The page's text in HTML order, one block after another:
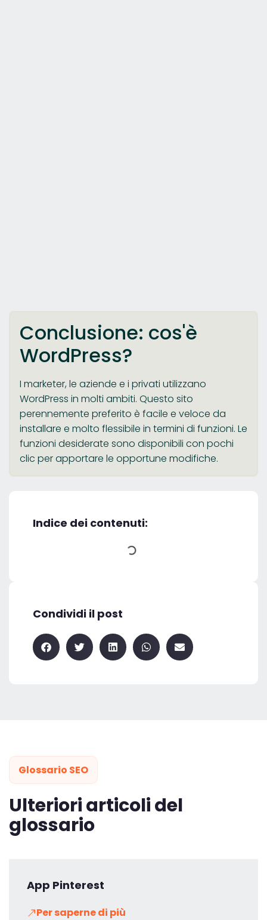
Conclusione: cos'è
WordPress?
I marketer, le aziende e i privati utilizzano
WordPress in molti ambiti. Questo sito
perennemente preferito è facile e veloce da
installare e molto flessibile in termini di funzioni. Le
funzioni desiderate sono disponibili con pochi
clic per apportare le opportune modifiche.
Indice dei contenuti:
Condividi il post
Glossario SEO
Ulteriori articoli del
glossario
App Pinterest
Per saperne di più